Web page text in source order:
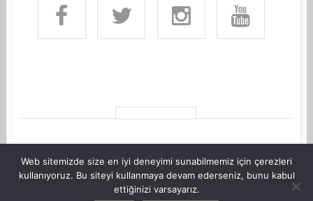
Web sitemizde size en iyi deneyimi sunabilmemiz için çerezleri
kullanıyoruz. Bu siteyi kullanmaya devam ederseniz, bunu kabul
ettiğinizi varsayarız.